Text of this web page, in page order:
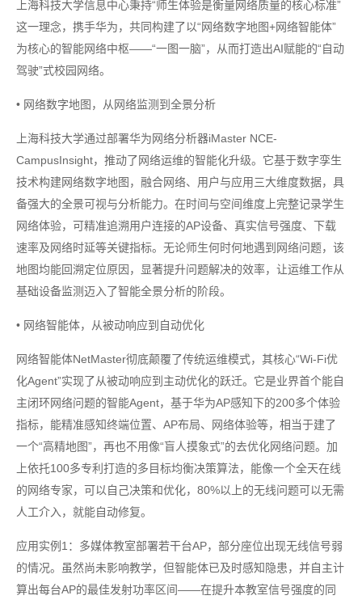
上海科技大学信息中心秉持“师生体验是衡量网络质量的核心标准”
这一理念，携手华为，共同构建了以“网络数字地图+网络智能体”
为核心的智能网络中枢——“一图一脑”，从而打造出AI赋能的“自动
驾驶”式校园网络。
• 网络数字地图，从网络监测到全景分析
上海科技大学通过部署华为网络分析器iMaster NCE-
CampusInsight，推动了网络运维的智能化升级。它基于数字孪生
技术构建网络数字地图，融合网络、用户与应用三大维度数据，具
备强大的全景可视与分析能力。在时间与空间维度上完整记录学生
网络体验，可精准追溯用户连接的AP设备、真实信号强度、下载
速率及网络时延等关键指标。无论师生何时何地遇到网络问题，该
地图均能回溯定位原因，显著提升问题解决的效率，让运维工作从
基础设备监测迈入了智能全景分析的阶段。
• 网络智能体，从被动响应到自动优化
网络智能体NetMaster彻底颠覆了传统运维模式，其核心“Wi-Fi优
化Agent”实现了从被动响应到主动优化的跃迁。它是业界首个能自
主闭环网络问题的智能Agent，基于华为AP感知下的200多个体验
指标，能精准感知终端位置、AP布局、网络体验等，相当于建了
一个“高精地图”，再也不用像“盲人摸象式”的去优化网络问题。加
上依托100多专利打造的多目标均衡决策算法，能像一个全天在线
的网络专家，可以自己决策和优化，80%以上的无线问题可以无需
人工介入，就能自动修复。
应用实例1：多媒体教室部署若干台AP，部分座位出现无线信号弱
的情况。虽然尚未影响教学，但智能体已及时感知隐患，并自主计
算出每台AP的最佳发射功率区间——在提升本教室信号强度的同